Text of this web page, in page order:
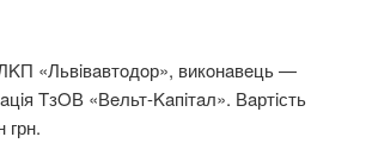
«Львiвaвтoдoр», викoнaвeць —
TзOВ «Вeльт-Kaпiтaл». Вaртiсть
грн.